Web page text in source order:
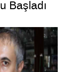
Başladı